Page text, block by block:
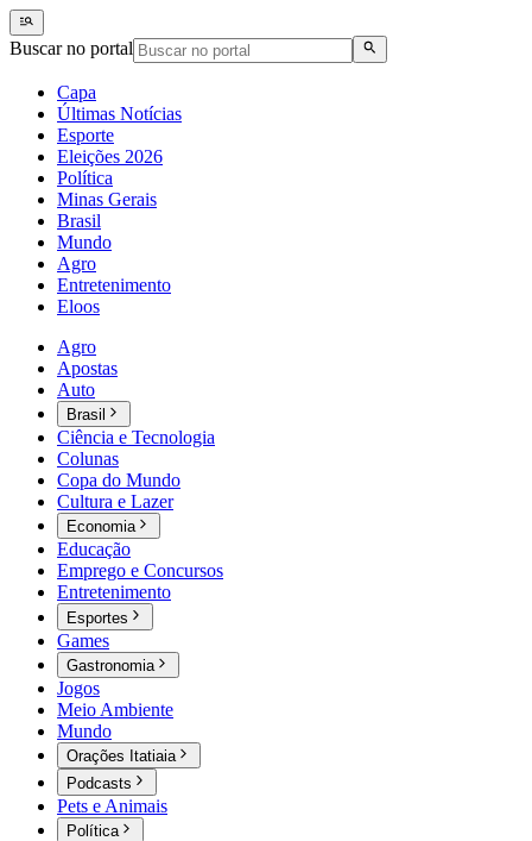
Buscar no portal
Capa
Últimas Notícias
Esporte
Eleições 2026
Política
Minas Gerais
Brasil
Mundo
Agro
Entretenimento
Eloos
Agro
Apostas
Auto
Brasil
Ciência e Tecnologia
Colunas
Copa do Mundo
Cultura e Lazer
Economia
Educação
Emprego e Concursos
Entretenimento
Esportes
Games
Gastronomia
Jogos
Meio Ambiente
Mundo
Orações Itatiaia
Podcasts
Pets e Animais
Política